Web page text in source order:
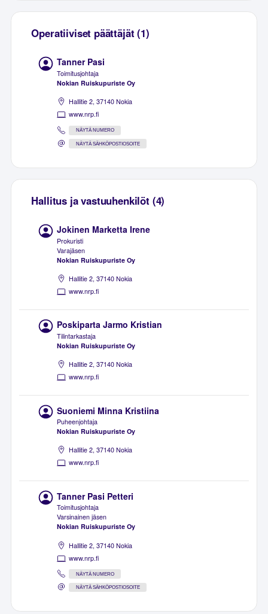
Operatiiviset päättäjät (1)
Tanner Pasi
Toimitusjohtaja
Nokian Ruiskupuriste Oy
Hallitie 2, 37140 Nokia
www.nrp.fi
NÄYTÄ NUMERO
NÄYTÄ SÄHKÖPOSTIOSOITE
Hallitus ja vastuuhenkilöt (4)
Jokinen Marketta Irene
Prokuristi
Varajäsen
Nokian Ruiskupuriste Oy
Hallitie 2, 37140 Nokia
www.nrp.fi
Poskiparta Jarmo Kristian
Tilintarkastaja
Nokian Ruiskupuriste Oy
Hallitie 2, 37140 Nokia
www.nrp.fi
Suoniemi Minna Kristiina
Puheenjohtaja
Nokian Ruiskupuriste Oy
Hallitie 2, 37140 Nokia
www.nrp.fi
Tanner Pasi Petteri
Toimitusjohtaja
Varsinainen jäsen
Nokian Ruiskupuriste Oy
Hallitie 2, 37140 Nokia
www.nrp.fi
NÄYTÄ NUMERO
NÄYTÄ SÄHKÖPOSTIOSOITE